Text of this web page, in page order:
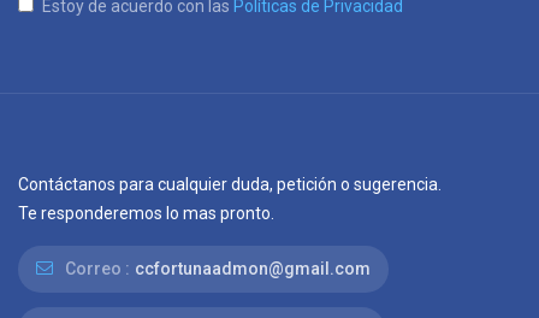
Estoy de acuerdo con las Políticas de Privacidad
Contáctanos para cualquier duda, petición o sugerencia.
Te responderemos lo mas pronto.
Correo : ccfortunaadmon@gmail.com